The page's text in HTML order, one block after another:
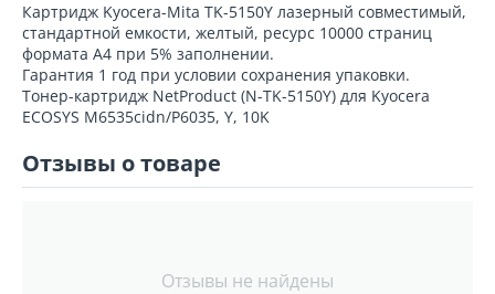
Картридж Kyocera-Mita TK-5150Y лазерный совместимый,
стандартной емкости, желтый, ресурс 10000 страниц
формата А4 при 5% заполнении.
Гарантия 1 год при условии сохранения упаковки.
Тонер-картридж NetProduct (N-TK-5150Y) для Kyocera
ECOSYS M6535cidn/P6035, Y, 10K
Отзывы о товаре
Отзывы не найдены